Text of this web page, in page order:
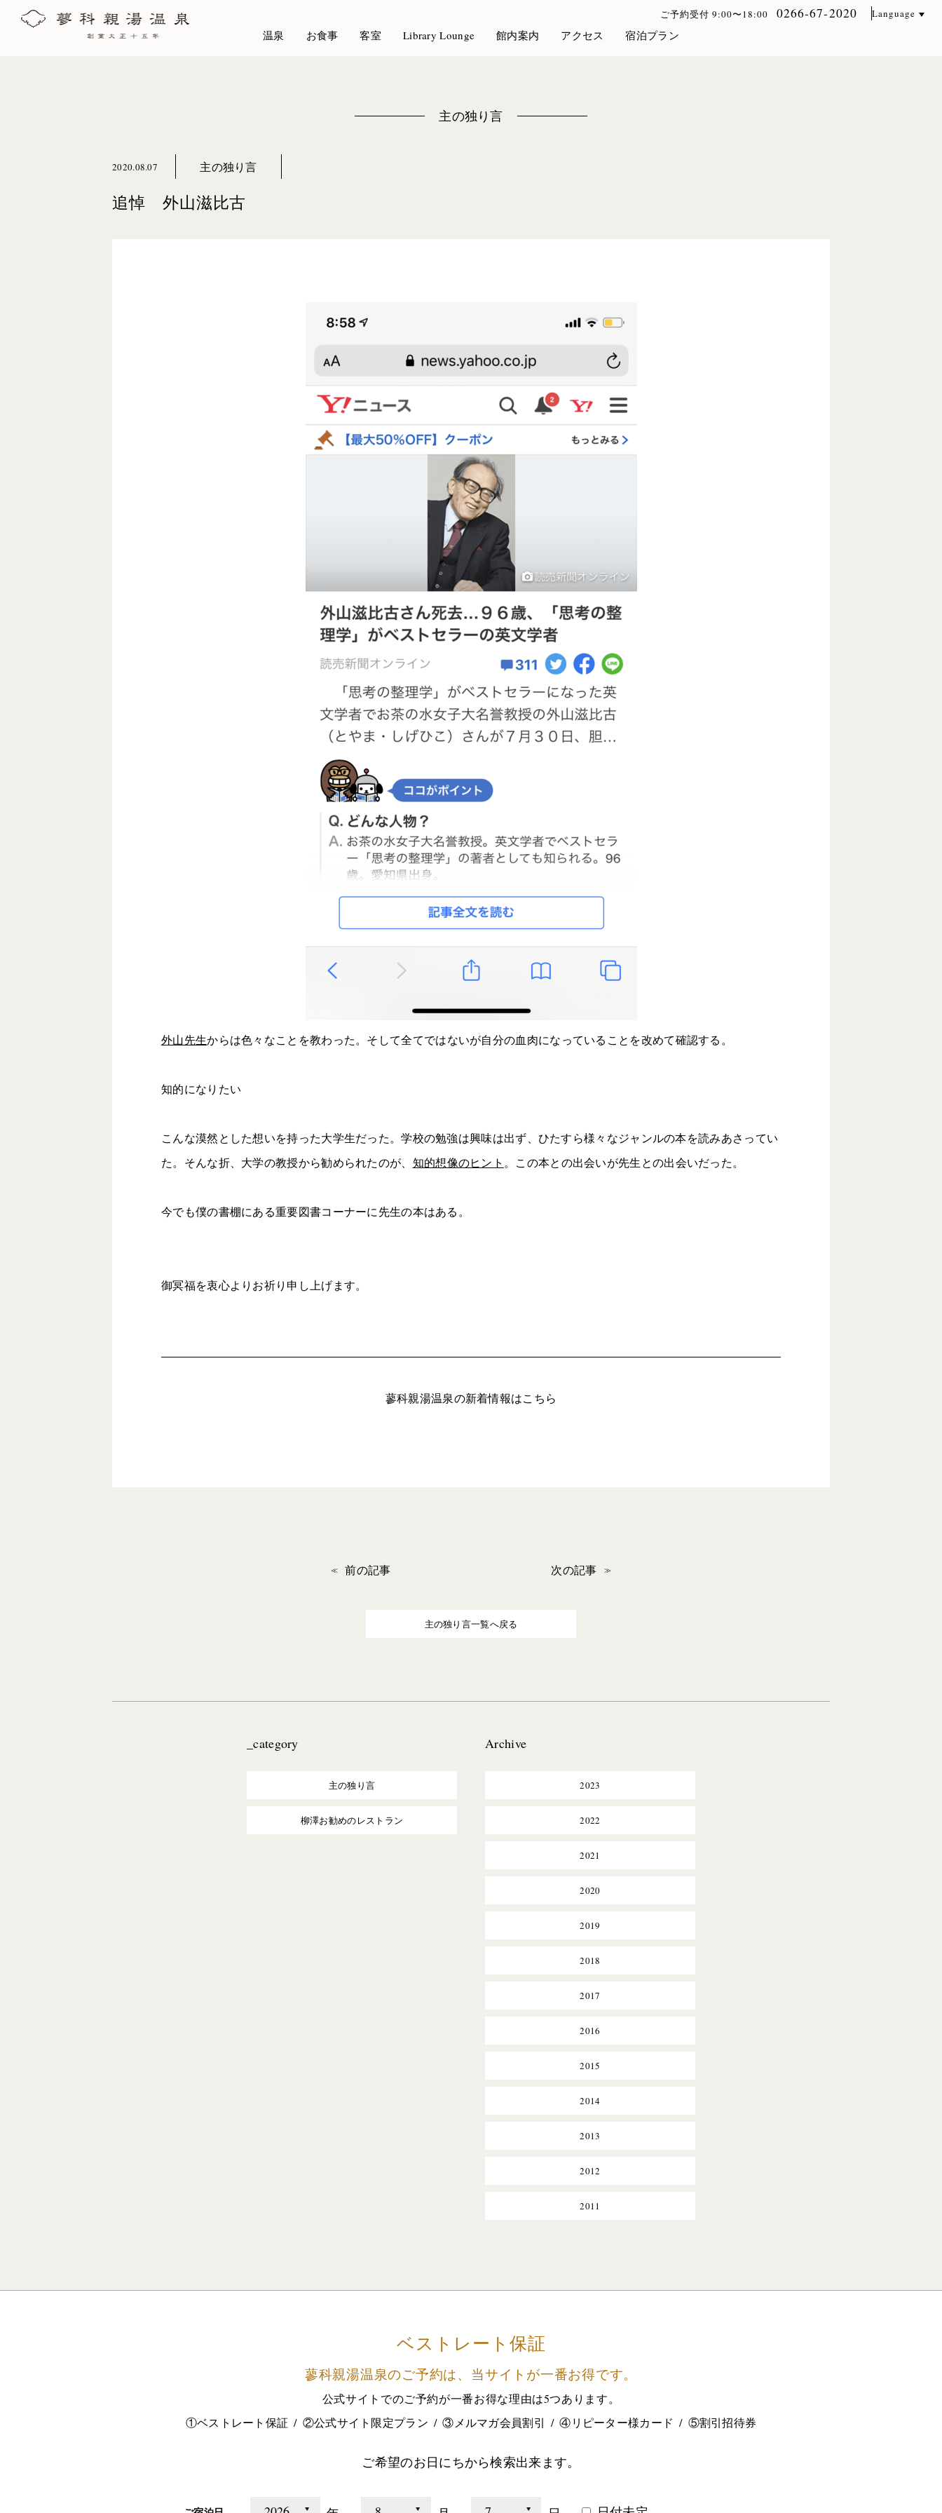
ご予約受付 9:00〜18:00 0266-67-2020 Language
温泉 お食事 客室 Library Lounge 館内案内 アクセス 宿泊プラン
主の独り言
2020.08.07 主の独り言
追悼 外山滋比古
外山先生からは色々なことを教わった。そして全てではないが自分の血肉になっていることを改めて確認する。
知的になりたい
こんな漠然とした想いを持った大学生だった。学校の勉強は興味は出ず、ひたすら様々なジャンルの本を読みあさってい
た。そんな折、大学の教授から勧められたのが、 知的想像のヒント 。この本との出会いが先生との出会いだった。
今でも僕の書棚にある重要図書コーナーに先生の本はある。
御冥福を衷心よりお祈り申し上げます。
蓼科親湯温泉の新着情報はこちら
前の記事 次の記事
主の独り言一覧へ戻る
_category
主の独り言
柳澤お勧めのレストラン
Archive
2023
2022
2021
2020
2019
2018
2017
2016
2015
2014
2013
2012
2011
ベストレート保証
蓼科親湯温泉のご予約は、 当サイトが一番お得です。
公式サイトでのご予約が一番お得な理由は5つあります。
①ベストレート保証
②公式サイト限定プラン ③メルマガ会員割引 ④リピーター様カード ⑤割引招待券
ご希望のお日にちから検索出来ます。